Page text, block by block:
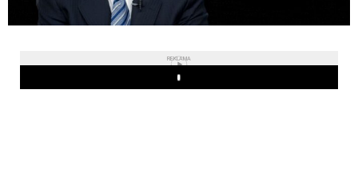
REKLAMA
Play